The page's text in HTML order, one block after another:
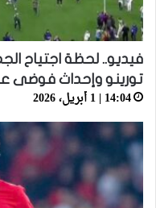
فيديو.. لحظة اجتياح
تورينو وإحداث فوضى
14:04 | 1 أبريل، 2026